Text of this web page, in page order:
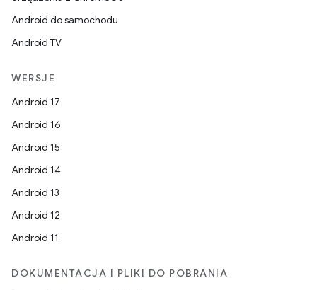
Android do samochodu
Android TV
WERSJE
Android 17
Android 16
Android 15
Android 14
Android 13
Android 12
Android 11
DOKUMENTACJA I PLIKI DO POBRANIA